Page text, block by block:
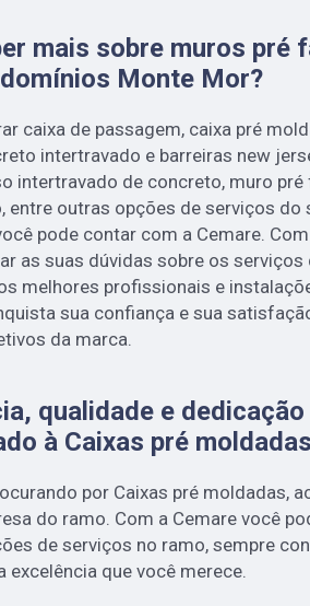
mais sobre muros pré
Monte Mor?
caixa de passagem, caixa pré
intertravado e barreiras new
intertravado de concreto, muro
entre outras opções de serviços do
pode contar com a Cemare.
as suas dúvidas sobre os serviços
melhores profissionais e
sua confiança e sua
da marca.
qualidade e
à Caixas pré
por Caixas pré moldadas,
do ramo. Com a Cemare você
de serviços no ramo, sempre
excelência que você merece.